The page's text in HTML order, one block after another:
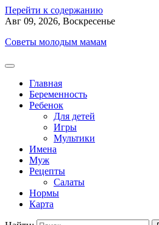
Перейти к содержанию
Авг 09, 2026, Воскресенье
Советы молодым мамам
Главная
Беременность
Ребенок
Для детей
Игры
Мультики
Имена
Муж
Рецепты
Салаты
Нормы
Карта